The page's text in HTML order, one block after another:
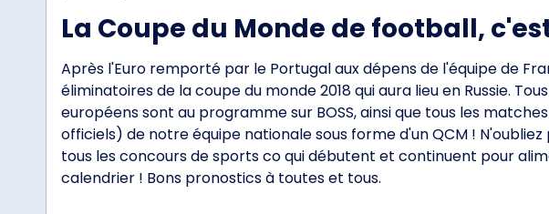
La Coupe du Monde de football,
Après l'Euro remporté par le Portugal aux dépens de l'équipe de
éliminatoires de la coupe du monde 2018 qui aura lieu en Russie.
européens sont au programme sur BOSS, ainsi que tous les
officiels) de notre équipe nationale sous forme d'un QCM ! N'oubliez
tous les concours de sports co qui débutent et continuent pour
calendrier ! Bons pronostics à toutes et tous.